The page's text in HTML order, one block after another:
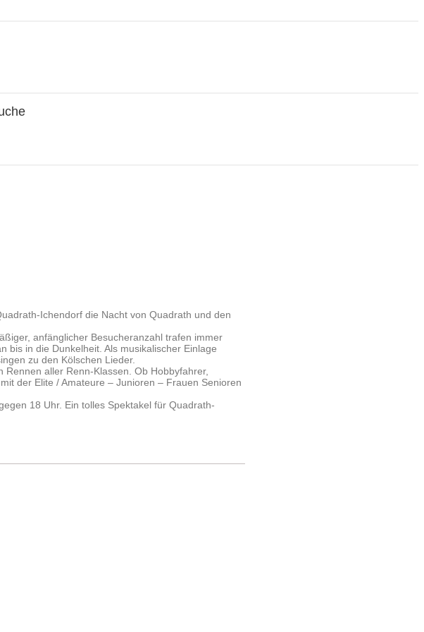
Ichendorf die Nacht von Quadrath und den
anfänglicher Besucheranzahl trafen immer
bis in die Dunkelheit. Als musikalischer Einlage
zu den Kölschen Lieder.
aller Renn-Klassen. Ob Hobbyfahrer,
der Elite / Amateure – Junioren – Frauen Senioren
18 Uhr. Ein tolles Spektakel für Quadrath-